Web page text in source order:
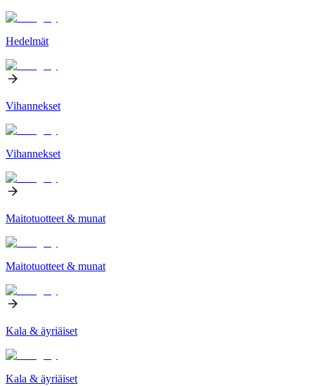
Hedelmät
Vihannekset
Vihannekset
Maitotuotteet & munat
Maitotuotteet & munat
Kala & äyriäiset
Kala & äyriäiset